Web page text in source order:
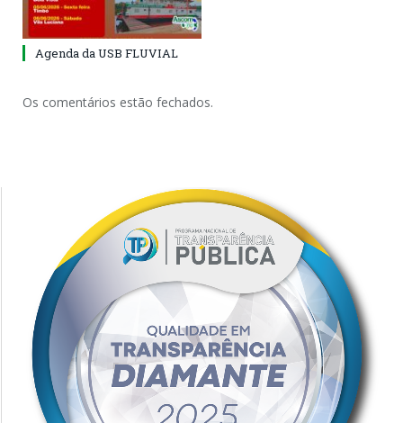
Agenda da USB FLUVIAL
Os comentários estão fechados.